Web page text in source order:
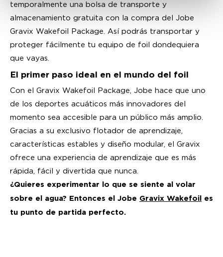
temporalmente una bolsa de transporte y
almacenamiento gratuita con la compra del Jobe
Gravix Wakefoil Package. Así podrás transportar y
proteger fácilmente tu equipo de foil dondequiera
que vayas.
El primer paso ideal en el mundo del foil
Con el Gravix Wakefoil Package, Jobe hace que uno
de los deportes acuáticos más innovadores del
momento sea accesible para un público más amplio.
Gracias a su exclusivo flotador de aprendizaje,
características estables y diseño modular, el Gravix
ofrece una experiencia de aprendizaje que es más
rápida, fácil y divertida que nunca.
¿Quieres experimentar lo que se siente al volar
sobre el agua? Entonces el Jobe Gravix Wakefoil es
tu punto de partida perfecto.